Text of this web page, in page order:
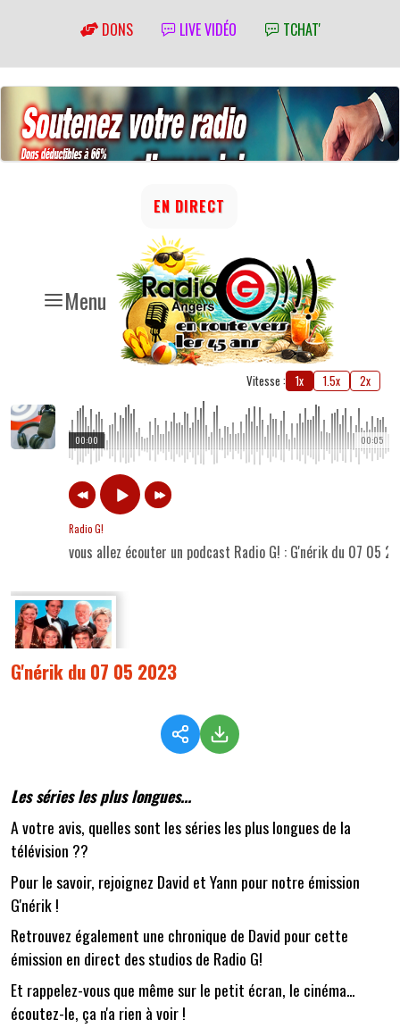
DONS LIVE VIDÉO TCHAT'
Menu
EN DIRECT
Vitesse : 1x 1.5x 2x
00:05
00:00
Radio G!
vous allez écouter un podcast Radio G! : G'nérik du 07 05
G'nérik du 07 05 2023
Les séries les plus longues...
A votre avis, quelles sont les séries les plus longues de la
télévision ??
Pour le savoir, rejoignez David et Yann pour notre émission
G'nérik !
Retrouvez également une chronique de David pour cette
émission en direct des studios de Radio G!
Et rappelez-vous que même sur le petit écran, le cinéma...
écoutez-le, ça n'a rien à voir !